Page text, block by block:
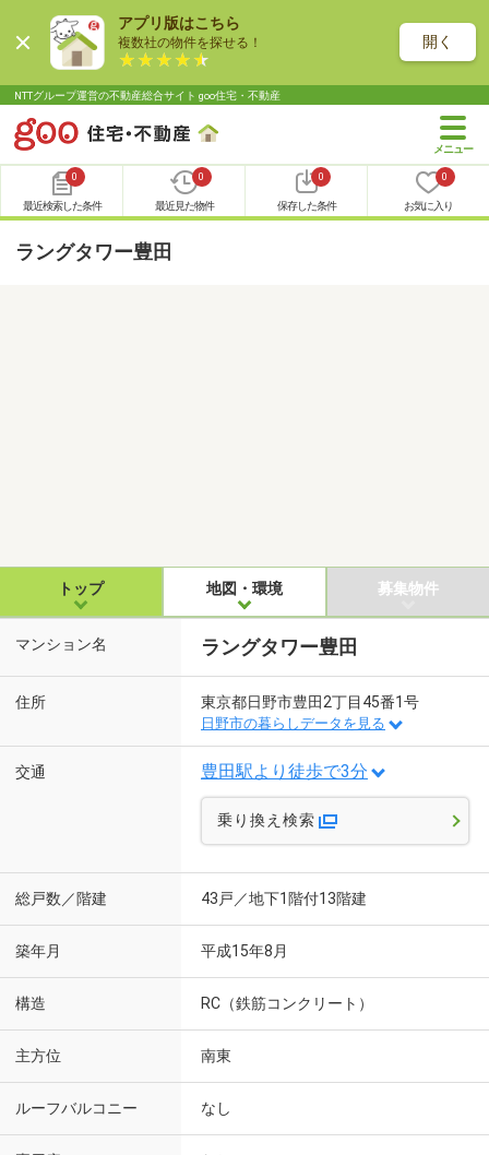
アプリ版はこちら
複数社の物件を探せる！ 開く
NTTグループ運営の不動産総合サイト goo住宅・不動産
0
最近検索した条件
0
最近見た物件
0
保存した条件
0
お気に入り
ラングタワー豊田
トップ 地図・環境 募集物件
マンション名 ラングタワー豊田
住所 東京都日野市豊田2丁目45番1号
日野市の暮らしデータを見る
交通 豊田駅より徒歩で3分
乗り換え検索
総戸数／階建 43戸／地下1階付13階建
築年月 平成15年8月
構造 RC（鉄筋コンクリート）
主方位 南東
ルーフバルコニー なし